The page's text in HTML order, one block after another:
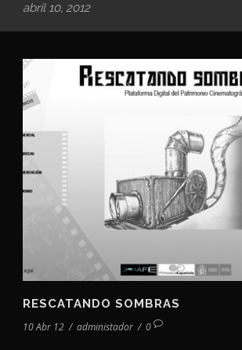
abril 10, 2012
RESCATANDO SOMBRAS
10 Abr 12 / administador / 0